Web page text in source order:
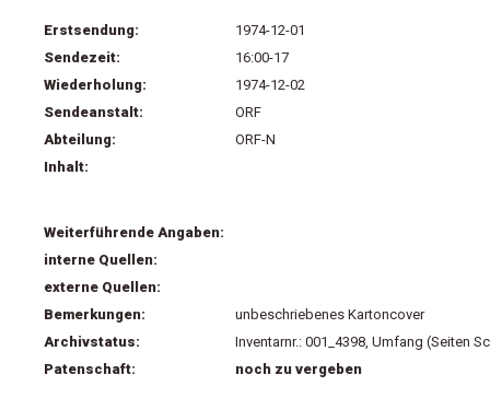
Erstsendung:
1974-12-01
Sendezeit:
16:00-17
Wiederholung:
1974-12-02
Sendeanstalt:
ORF
Abteilung:
ORF-N
Inhalt:
Weiterführende Angaben:
interne Quellen:
externe Quellen:
Bemerkungen:
unbeschriebenes Kartoncover
Archivstatus:
Inventarnr.: 001_4398, Umfang (Seiten
Patenschaft:
noch zu vergeben